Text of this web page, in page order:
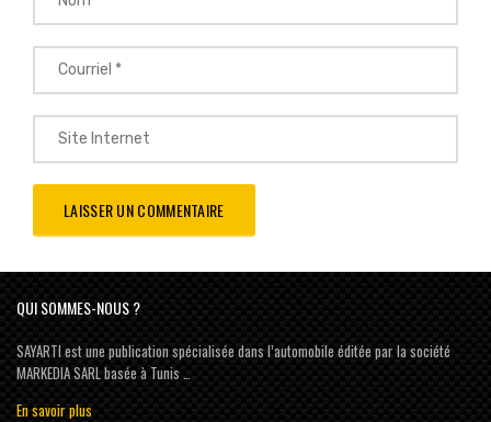
QUI SOMMES-NOUS ?
SAYARTI est une publication spécialisée dans l’automobile éditée par la société
MARKEDIA SARL basée à Tunis …
En savoir plus